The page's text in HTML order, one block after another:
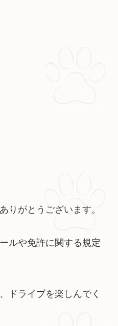
りがとうございます。
ルや免許に関する規定
ドライブを楽しんでく